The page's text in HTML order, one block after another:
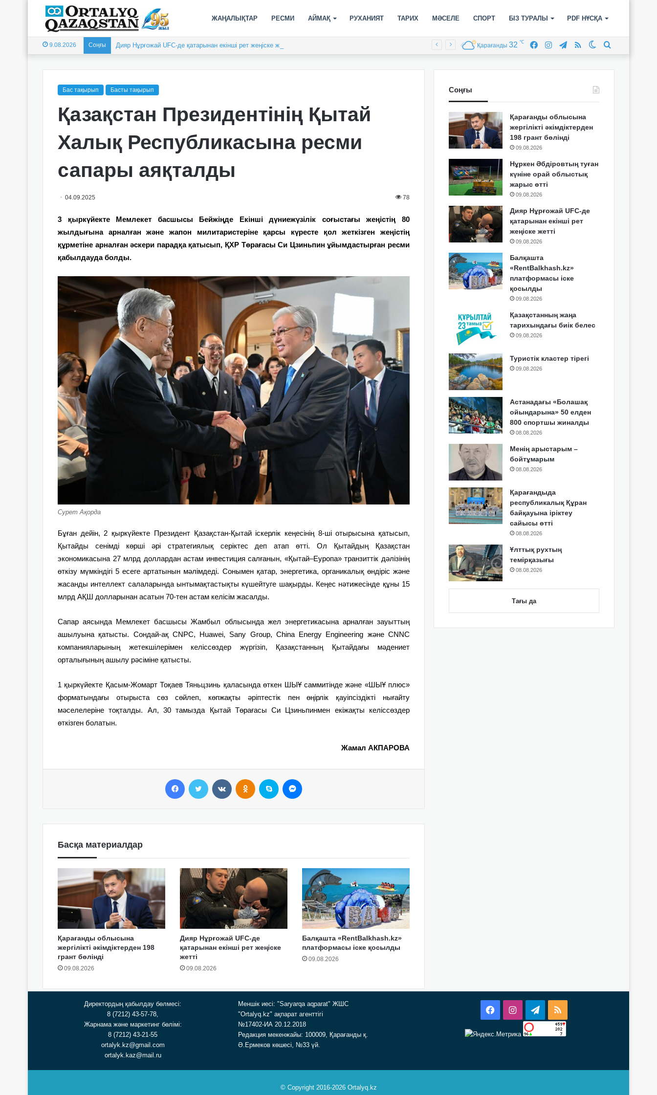
ЖАҢАЛЫҚТАР РЕСМИ АЙМАҚ РУХАНИЯТ ТАРИХ МӘСЕЛЕ СПОРТ БІЗ ТУРАЛЫ PDF НҰСҚА
9.08.2026 Соңғы Дияр Нұрғожай UFC-де қатарынан екінші рет жеңіске жетті Switch
RSS
Telegram
Instagram
Facebook
Қарағанды 32 ℃
Бас тақырып Басты тақырып
Қазақстан Президентінің Қытай
Халық Республикасына ресми
сапары аяқталды
04.09.2025 78
3 қыркүйекте Мемлекет басшысы Бейжіңде Екінші дүниежүзілік соғыстағы жеңістің 80
жылдығына арналған және жапон милитаристеріне қарсы күресте қол жеткізген жеңістің
құрметіне арналған әскери парадқа қатысып, ҚХР Төрағасы Си Цзиньпин ұйымдастырған ресми
қабылдауда болды.
Сурет Ақорда
Бұған дейін, 2 қыркүйекте Президент Қазақстан-Қытай іскерлік кеңесінің 8-ші отырысына қатысып,
Қытайды сенімді көрші әрі стратегиялық серіктес деп атап өтті. Ол Қытайдың Қазақстан
экономикасына 27 млрд доллардан астам инвестиция салғанын, «Қытай–Еуропа» транзиттік дәлізінің
өткізу мүмкіндігі 5 есеге артатынын мәлімдеді. Сонымен қатар, энергетика, органикалық өндіріс және
жасанды интеллект салаларында ынтымақтастықты күшейтуге шақырды. Кеңес нәтижесінде құны 15
млрд АҚШ долларынан асатын 70-тен астам келісім жасалды.
Сапар аясында Мемлекет басшысы Жамбыл облысында жел энергетикасына арналған зауыттың
ашылуына қатысты. Сондай-ақ CNPC, Huawei, Sany Group, China Energy Engineering және CNNC
компанияларының жетекшілерімен келіссөздер жүргізіп, Қазақстанның Қытайдағы мәдениет
орталығының ашылу рәсіміне қатысты.
1 қыркүйекте Қасым-Жомарт Тоқаев Тяньцзинь қаласында өткен ШЫҰ саммитінде және «ШЫҰ плюс»
форматындағы отырыста сөз сөйлеп, көпжақты әріптестік пен өңірлік қауіпсіздікті нығайту
мәселелеріне тоқталды. Ал, 30 тамызда Қытай Төрағасы Си Цзиньпинмен екіжақты келіссөздер
өткізген болатын.
Жамал АКПАРОВА
Басқа материалдар
Қарағанды облысына
жергілікті әкімдіктерден 198
грант бөлінді
09.08.2026
Дияр Нұрғожай UFC-де
қатарынан екінші рет жеңіске
жетті
09.08.2026
Балқашта «RentBalkhash.kz»
платформасы іске қосылды
09.08.2026
Соңғы
Қарағанды облысына
жергілікті әкімдіктерден
198 грант бөлінді
09.08.2026
Нұркен Әбдіровтың туған
күніне орай облыстық
жарыс өтті
09.08.2026
Дияр Нұрғожай UFC-де
қатарынан екінші рет
жеңіске жетті
09.08.2026
Балқашта
«RentBalkhash.kz»
платформасы іске
қосылды
09.08.2026
Қазақстанның жаңа
тарихындағы биік белес
09.08.2026
Туристік кластер тірегі
09.08.2026
Астанадағы «Болашақ
ойындарына» 50 елден
800 спортшы жиналды
08.08.2026
Менің арыстарым –
бойтұмарым
08.08.2026
Қарағандыда
республикалық Құран
байқауына іріктеу
сайысы өтті
08.08.2026
Ұлттық рухтың
темірқазығы
08.08.2026
Тағы да
Директордың қабылдау бөлмесі:
8 (7212) 43-57-78,
Жарнама және маркетинг бөлімі:
8 (7212) 43-21-55
ortalyk.kz@gmail.com
ortalyk.kaz@mail.ru
Меншік иесі: "Saryarqa aqparat" ЖШС
"Ortalyq.kz" ақпарат агенттігі
№17402-ИА 20.12.2018
Редакция мекенжайы: 100009, Қарағанды қ.
Ә.Ермеков көшесі, №33 үй.
FacebookInstagramTelegram
RSS
© Copyright 2016-2026 Ortalyq.kz